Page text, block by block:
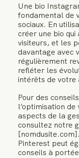
Une bio
fondamental de
sociaux. En
créer une bio
visiteurs, et les
davantage avec
régulièrement
refléter les
intérêts de votre
Pour des
l’optimisation
aspects de la
consultez notre
Pinterest peut
conseils à